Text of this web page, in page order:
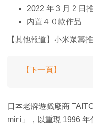
2022 年 3 月 2 日
內置４０款作品
【其他報道】小米眾籌
【下一頁】
日本老牌遊戲廠商
mini」，以重現 1996 年